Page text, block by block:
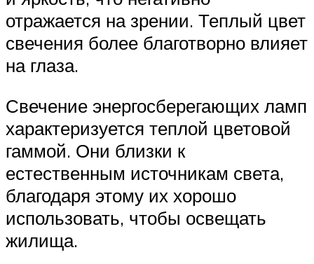
отражается на зрении. Теплый цвет
свечения более благотворно влияет
на глаза.
Свечение энергосберегающих ламп
характеризуется теплой цветовой
гаммой. Они близки к
естественным источникам света,
благодаря этому их хорошо
использовать, чтобы освещать
жилища.